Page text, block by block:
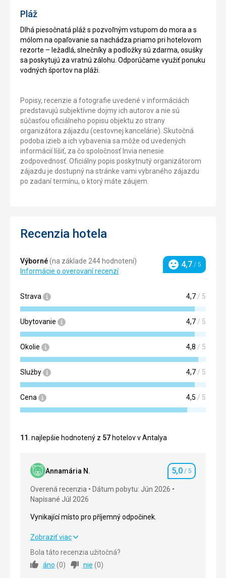
Pláž
Dlhá piesočnatá pláž s pozvoľným vstupom do mora a s
mólom na opaľovanie sa nachádza priamo pri hotelovom
rezorte – ležadlá, slnečníky a podložky sú zdarma, osušky
sa poskytujú za vratnú zálohu. Odporúčame využiť ponuku
vodných športov na pláži.
Popisy, recenzie a fotografie uvedené v informáciách
predstavujú subjektívne dojmy ich autorov a nie sú
súčasťou oficiálneho popisu objektu zo strany
organizátora zájazdu (cestovnej kancelárie). Skutočná
podoba izieb a ich vybavenia sa môže od uvedených
informácií líšiť, za čo spoločnosť Invia nenesie
zodpovednosť. Oficiálny popis poskytnutý organizátorom
zájazdu je dostupný na stránke vami vybraného zájazdu
po zadaní termínu, o ktorý máte záujem.
Recenzia hotela
Výborné(na základe 244 hodnotení)
Informácie o overovaní recenzí
Hodnotenie
4,7 / 5
Strava 4,7 / 5
Ubytovanie 4,7 / 5
Okolie 4,8 / 5
Služby 4,7 / 5
Cena 4,5 / 5
11 . najlepšie hodnotený z 57 hotelov v Antalya
Annamária N. Hodnotenie
5,0 / 5
Overená recenzia
Dátum pobytu: Jún 2026
Napísané Júl 2026
Vynikající místo pro příjemný odpočinek.
Vynikající místo pro příjemný odpočinek.
Strava
Zobraziť viac
Bola táto recenzia užitočná?
áno (0) nie (0)